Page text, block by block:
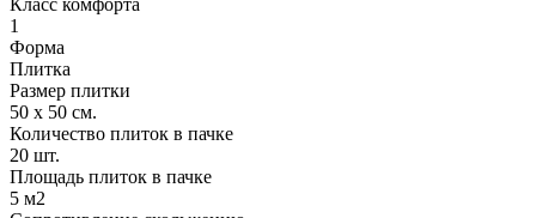
1
Форма
Плитка
Размер плитки
50 х 50 см.
Количество плиток в пачке
20 шт.
Площадь плиток в пачке
5 м2